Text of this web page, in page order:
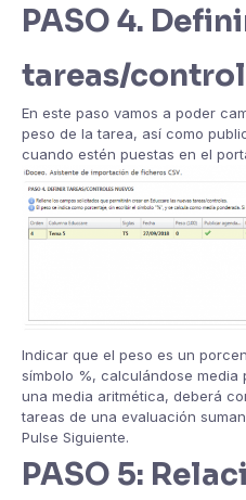
PASO 4.
tareas/
En este paso vamos a poder
peso de la tarea, así como
cuando estén puestas en el
Indicar que el peso es un
símbolo %, calculándose media
una media aritmética, deberá
tareas de una evaluación suman
Pulse Siguiente.
PASO 5: